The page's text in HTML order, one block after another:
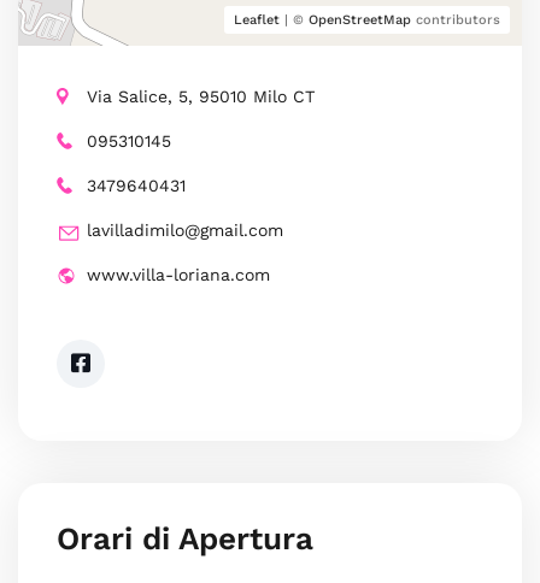
Leaflet | © OpenStreetMap contributors
Via Salice, 5, 95010 Milo CT
095310145
3479640431
lavilladimilo@gmail.com
www.villa-loriana.com
Orari di Apertura